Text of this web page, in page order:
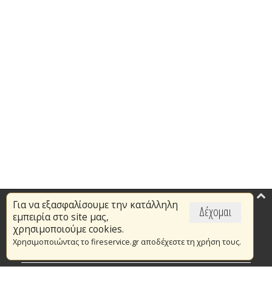
Δέχομαι
Για να εξασφαλίσουμε την κατάλληλη
εμπειρία στο site μας,
χρησιμοποιούμε cookies.
Χρησιμοποιώντας το fireservice.gr αποδέχεστε τη χρήση τους.
Επικαιρότητα
Το Πυροσβεστικό Σώμα